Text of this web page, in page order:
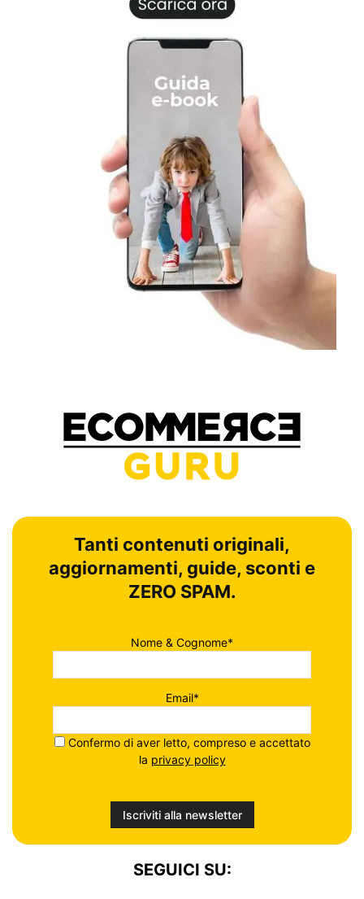
Tanti contenuti originali,
aggiornamenti, guide, sconti e
ZERO SPAM.
Nome & Cognome*
Email*
Confermo di aver letto, compreso e accettato
la privacy policy
SEGUICI SU: